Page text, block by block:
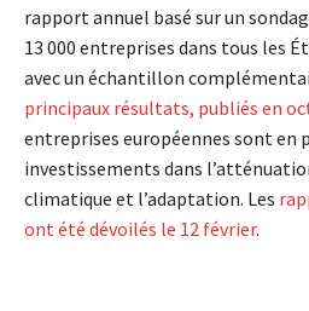
rapport annuel basé sur un
13 000 entreprises dans tous les
avec un échantillon
principaux résultats, publiés en
entreprises européennes sont en
investissements dans
climatique et l’adaptation. Les
ont été dévoilés le 12 février.